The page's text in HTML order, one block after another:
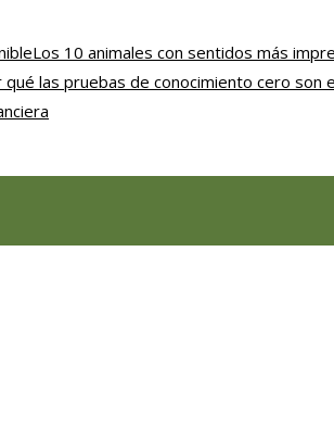
Los 10 animales con sentidos más
qué las pruebas de conocimiento cero son